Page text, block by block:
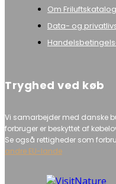
Om
Data- og
Tryghed ved køb
Vi samarbejder med danske
forbruger er beskyttet af
Se også rettigheder som
andre EU-lande